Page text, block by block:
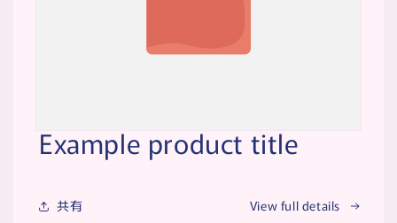
Example product title
共有 View full details